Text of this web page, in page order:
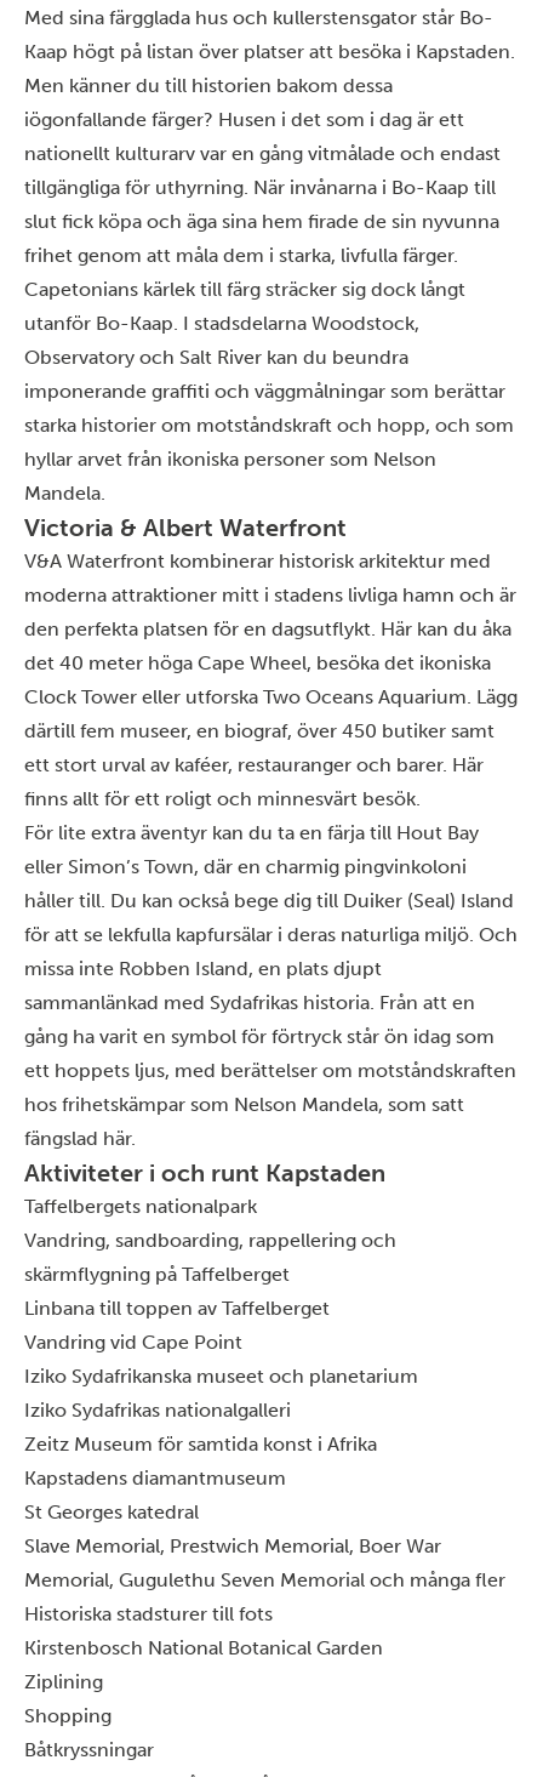
Med sina färgglada hus och kullerstensgator står Bo-
Kaap högt på listan över platser att besöka i Kapstaden.
Men känner du till historien bakom dessa
iögonfallande färger? Husen i det som i dag är ett
nationellt kulturarv var en gång vitmålade och endast
tillgängliga för uthyrning. När invånarna i Bo-Kaap till
slut fick köpa och äga sina hem firade de sin nyvunna
frihet genom att måla dem i starka, livfulla färger.
Capetonians kärlek till färg sträcker sig dock långt
utanför Bo-Kaap. I stadsdelarna Woodstock,
Observatory och Salt River kan du beundra
imponerande graffiti och väggmålningar som berättar
starka historier om motståndskraft och hopp, och som
hyllar arvet från ikoniska personer som Nelson
Mandela.
Victoria & Albert Waterfront
V&A Waterfront kombinerar historisk arkitektur med
moderna attraktioner mitt i stadens livliga hamn och är
den perfekta platsen för en dagsutflykt. Här kan du åka
det 40 meter höga Cape Wheel, besöka det ikoniska
Clock Tower eller utforska Two Oceans Aquarium. Lägg
därtill fem museer, en biograf, över 450 butiker samt
ett stort urval av kaféer, restauranger och barer. Här
finns allt för ett roligt och minnesvärt besök.
För lite extra äventyr kan du ta en färja till Hout Bay
eller Simon’s Town, där en charmig pingvinkoloni
håller till. Du kan också bege dig till Duiker (Seal) Island
för att se lekfulla kapfursälar i deras naturliga miljö. Och
missa inte Robben Island, en plats djupt
sammanlänkad med Sydafrikas historia. Från att en
gång ha varit en symbol för förtryck står ön idag som
ett hoppets ljus, med berättelser om motståndskraften
hos frihetskämpar som Nelson Mandela, som satt
fängslad här.
Aktiviteter i och runt Kapstaden
Taffelbergets nationalpark
Vandring, sandboarding, rappellering och
skärmflygning på Taffelberget
Linbana till toppen av Taffelberget
Vandring vid Cape Point
Iziko Sydafrikanska museet och planetarium
Iziko Sydafrikas nationalgalleri
Zeitz Museum för samtida konst i Afrika
Kapstadens diamantmuseum
St Georges katedral
Slave Memorial, Prestwich Memorial, Boer War
Memorial, Gugulethu Seven Memorial och många fler
Historiska stadsturer till fots
Kirstenbosch National Botanical Garden
Ziplining
Shopping
Båtkryssningar